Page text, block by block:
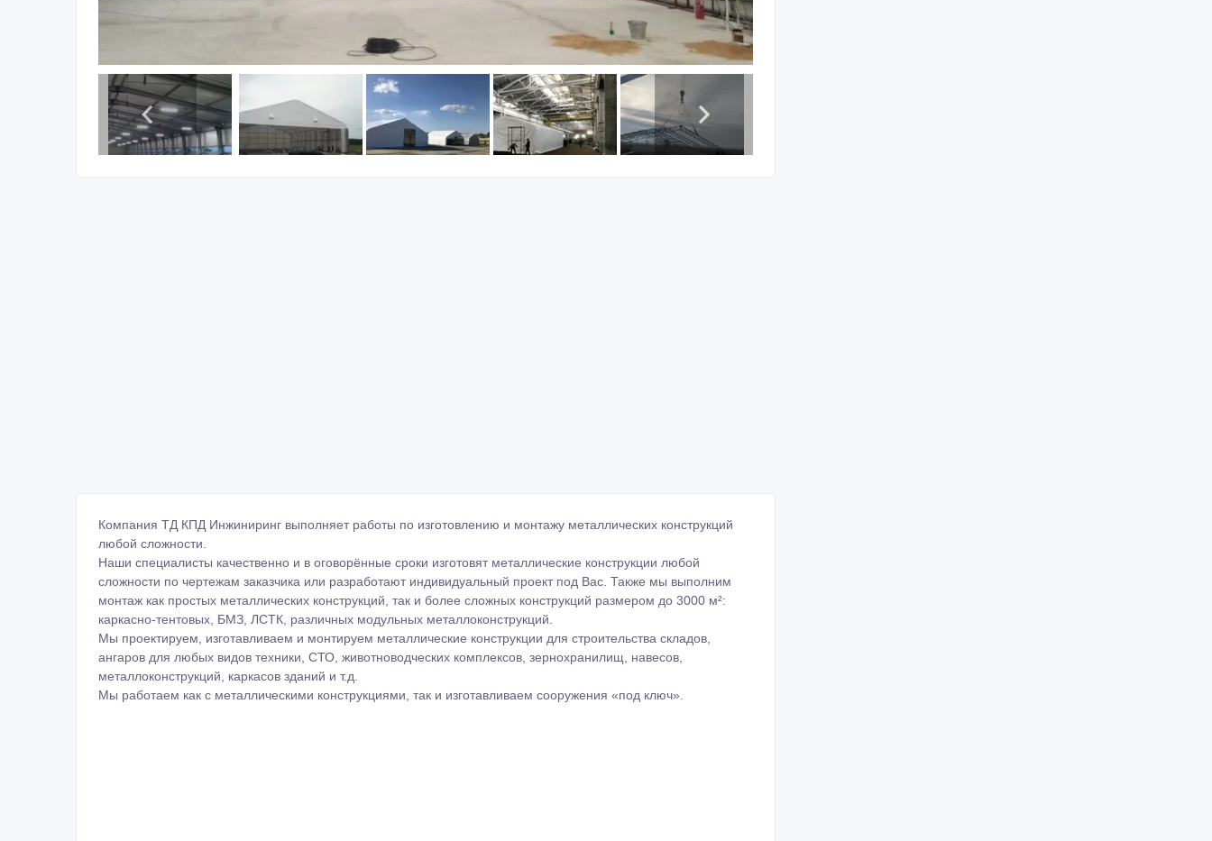
Компания ТД КПД Инжиниринг выполняет работы по изготовлению и монтажу металлических конструкций
любой сложности.
Наши специалисты качественно и в оговорённые сроки изготовят металлические конструкции любой
сложности по чертежам заказчика или разработают индивидуальный проект под Вас. Также мы выполним
монтаж как простых металлических конструкций, так и более сложных конструкций размером до 3000 м²:
каркасно-тентовых, БМЗ, ЛСТК, различных модульных металлоконструкций.
Мы проектируем, изготавливаем и монтируем металлические конструкции для строительства складов,
ангаров для любых видов техники, СТО, животноводческих комплексов, зернохранилищ, навесов,
металлоконструкций, каркасов зданий и т.д.
Мы работаем как с металлическими конструкциями, так и изготавливаем сооружения «под ключ».